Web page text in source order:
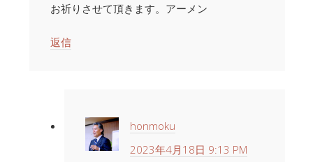
お祈りさせて頂きます。アーメン
返信
honmoku
2023年4月18日 9:13 PM